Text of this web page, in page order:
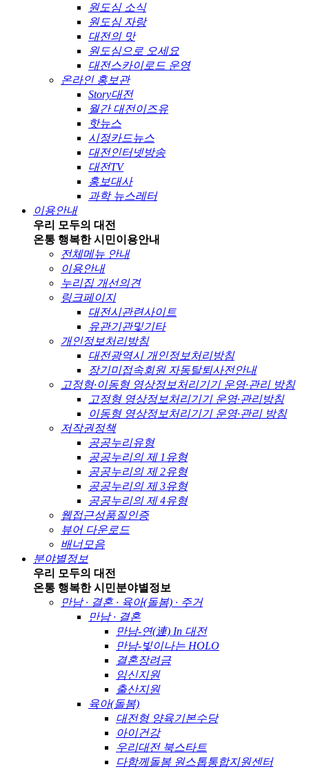
원도심 소식
원도심 자랑
대전의 맛
원도심으로 오세요
대전스카이로드 운영
온라인 홍보관
Story대전
월간 대전이즈유
핫뉴스
시정카드뉴스
대전인터넷방송
대전TV
홍보대사
과학 뉴스레터
이용안내
우리 모두의 대전
온통 행복한 시민이용안내
전체메뉴 안내
이용안내
누리집 개선의견
링크페이지
대전시관련사이트
유관기관및기타
개인정보처리방침
대전광역시 개인정보처리방침
장기미접속회원 자동탈퇴사전안내
고정형·이동형 영상정보처리기기 운영·관리 방침
고정형 영상정보처리기기 운영·관리방침
이동형 영상정보처리기기 운영·관리 방침
저작권정책
공공누리유형
공공누리의 제 1유형
공공누리의 제 2유형
공공누리의 제 3유형
공공누리의 제 4유형
웹접근성품질인증
뷰어 다운로드
배너모음
분야별정보
우리 모두의 대전
온통 행복한 시민분야별정보
만남 · 결혼 · 육아(돌봄) · 주거
만남 · 결혼
만남-연(連) In 대전
만남-빛이나는 HOLO
결혼장려금
임신지원
출산지원
육아(돌봄)
대전형 양육기본수당
아이건강
우리대전 북스타트
다함께돌봄 원스톱통합지원센터